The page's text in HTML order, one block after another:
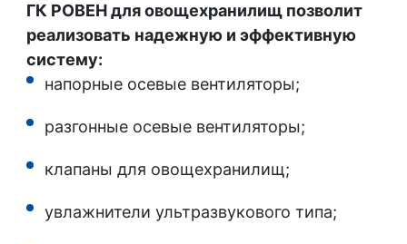
ГК РОВЕН для овощехранилищ позволит
реализовать надежную и эффективную
систему:
напорные осевые вентиляторы;
разгонные осевые вентиляторы;
клапаны для овощехранилищ;
увлажнители ультразвукового типа;